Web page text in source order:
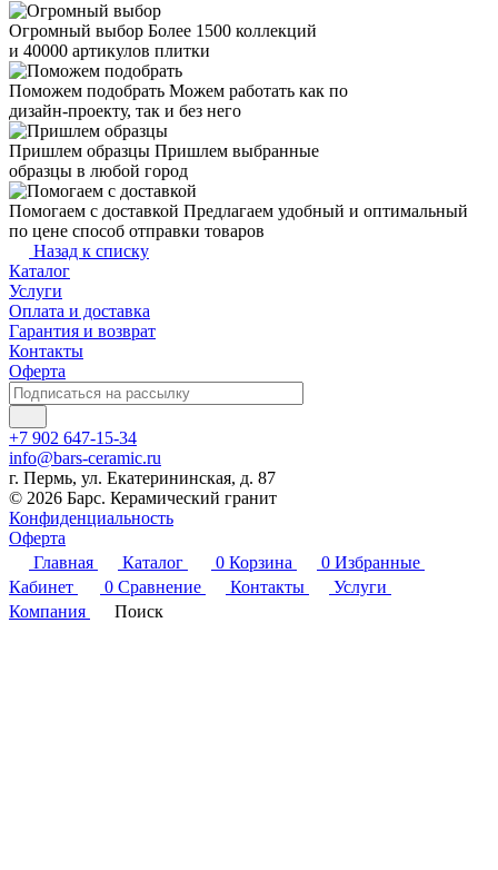
Огромный выбор Более 1500 коллекций
и 40000 артикулов плитки
Поможем подобрать Можем работать как по
дизайн-проекту, так и без него
Пришлем образцы Пришлем выбранные
образцы в любой город
Помогаем с доставкой Предлагаем удобный и оптимальный
по цене способ отправки товаров
Назад к списку
Каталог
Услуги
Оплата и доставка
Гарантия и возврат
Контакты
Оферта
+7 902 647-15-34
info@bars-ceramic.ru
г. Пермь, ул. Екатерининская, д. 87
© 2026 Барс. Керамический гранит
Конфиденциальность
Оферта
Главная
Каталог 0 Корзина 0 Избранные
Кабинет
0 Сравнение Контакты
Услуги
Компания
Поиск